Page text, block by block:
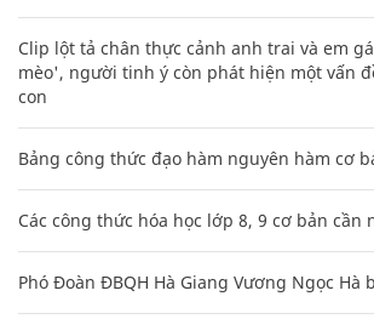
Clip lột tả chân thực cảnh anh trai và em
mèo', người tinh ý còn phát hiện một vấn
con
Bảng công thức đạo hàm nguyên hàm cơ
Các công thức hóa học lớp 8, 9 cơ bản cần
Phó Đoàn ĐBQH Hà Giang Vương Ngọc Hà